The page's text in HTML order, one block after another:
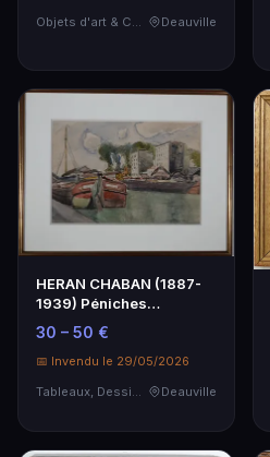
Deauville
HERAN CHABAN (1887-
1939) Péniches
accostées, aquarelle.
30 – 50 €
📅 Invendu le 29/05/2026
Tableaux, Dessins & Estampes
Deauville